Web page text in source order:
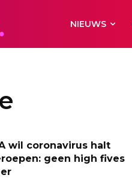
NIEUWS
wil coronavirus halt
geen high fives